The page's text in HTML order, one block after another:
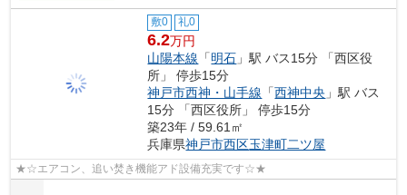
敷0 礼0
6.2万円
山陽本線 「明石 」駅 バス15分 「西区役
所」 停歩15分
神戸市西神・山手線 「西神中央 」駅 バス
15分 「西区役所」 停歩15分
築23年 / 59.61㎡
兵庫県神戸市西区玉津町二ツ屋
★☆エアコン、追い焚き機能アド設備充実です☆★